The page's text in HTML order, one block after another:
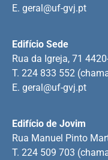
Edifício de Jovim
Rua Manuel Pinto
T. 224 509 703
Edifício Sede
Rua da Igreja, 71
T. 224 833 552
E. geral@uf-gvj.pt
E. geral@uf-gvj.pt